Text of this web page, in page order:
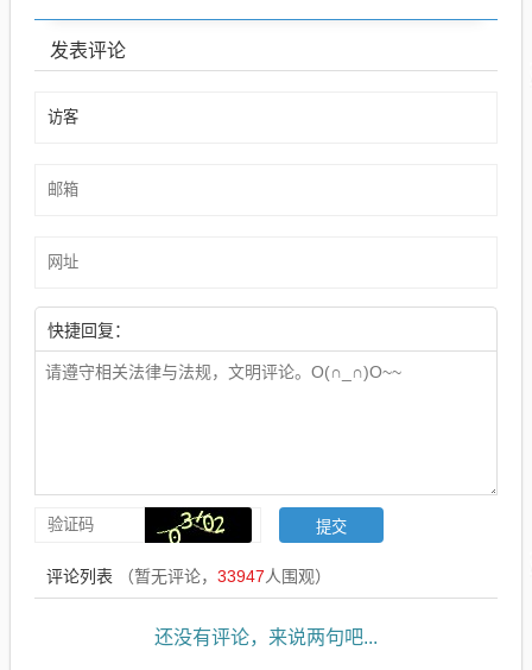
发表评论
快捷回复：
评论列表 （暂无评论， 33947人围观）
还没有评论，来说两句吧...